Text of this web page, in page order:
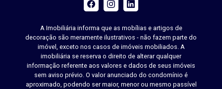
A Imobiliária informa que as mobílias e artigos de
decoração são meramente ilustrativos - não fazem parte do
imóvel, exceto nos casos de imóveis mobiliados. A
imobiliária se reserva o direito de alterar qualquer
informação referente aos valores e dados de seus imóveis
sem aviso prévio. O valor anunciado do condomínio é
aproximado, podendo ser maior, menor ou mesmo passível